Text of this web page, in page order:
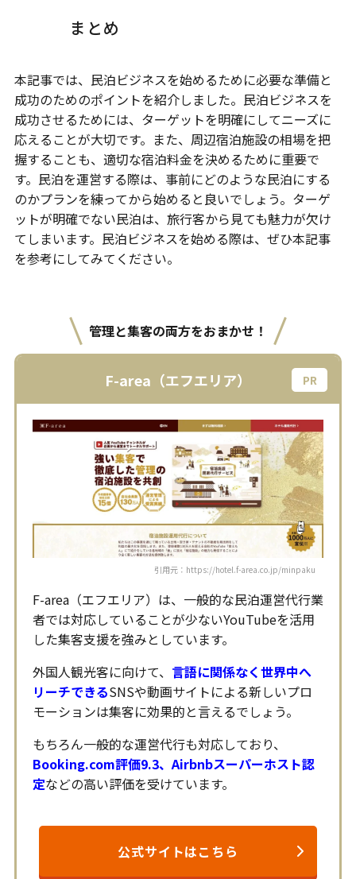
まとめ
本記事では、民泊ビジネスを始めるために必要な準備と
成功のためのポイントを紹介しました。民泊ビジネスを
成功させるためには、ターゲットを明確にしてニーズに
応えることが大切です。また、周辺宿泊施設の相場を把
握することも、適切な宿泊料金を決めるために重要で
す。民泊を運営する際は、事前にどのような民泊にする
のかプランを練ってから始めると良いでしょう。ターゲ
ットが明確でない民泊は、旅行客から見ても魅力が欠け
てしまいます。民泊ビジネスを始める際は、ぜひ本記事
を参考にしてみてください。
管理と集客の両方をおまかせ！
F-area（エフエリア）
引用元：https://hotel.f-area.co.jp/minpaku
F-area（エフエリア）は、一般的な民泊運営代行業
者では対応していることが少ないYouTubeを活用
した集客支援を強みとしています。
外国人観光客に向けて、 言語に関係なく世界中へ
リーチできるSNSや動画サイトによる新しいプロ
モーションは集客に効果的と言えるでしょう。
もちろん一般的な運営代行も対応しており、
Booking.com評価9.3、Airbnbスーパーホスト認
定などの高い評価を受けています。
公式サイトはこちら